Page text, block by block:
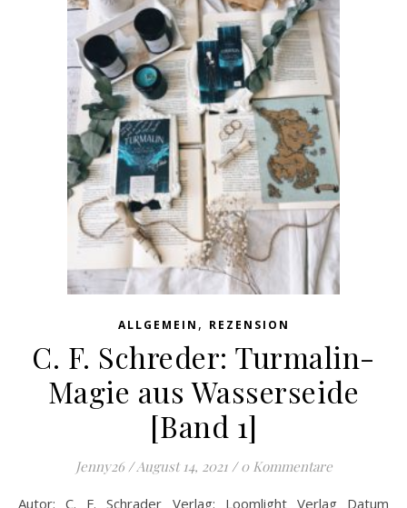
ALLGEMEIN , REZENSION
C. F. Schreder: Turmalin-
Magie aus Wasserseide
[Band 1]
Jenny26 /August 14, 2021 / 0 Kommentare
Autor: C. F. Schrader Verlag: Loomlight Verlag Datum